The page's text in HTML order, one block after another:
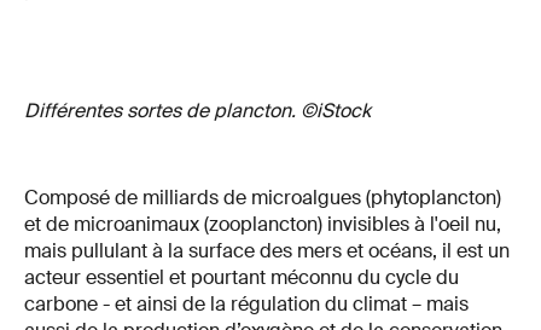
Différentes sortes de plancton. ©iStock
Composé de milliards de microalgues (phytoplancton)
et de microanimaux (zooplancton) invisibles à l'oeil nu,
mais pullulant à la surface des mers et océans, il est un
acteur essentiel et pourtant méconnu du cycle du
carbone - et ainsi de la régulation du climat – mais